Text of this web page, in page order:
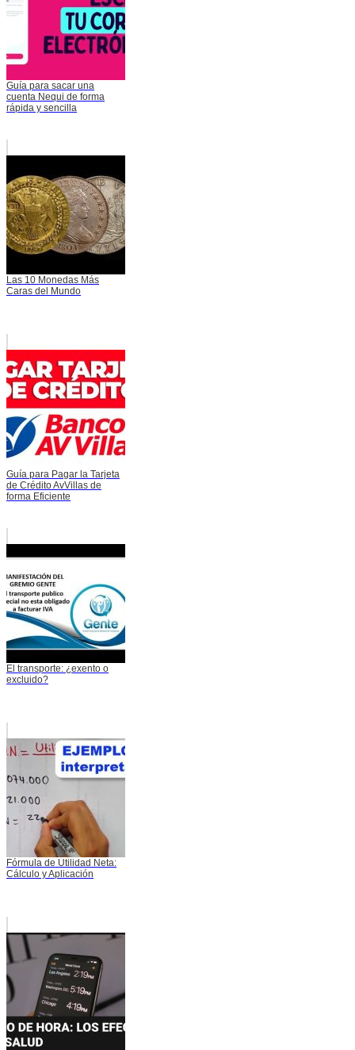
Guía para sacar una
cuenta Nequi de forma
rápida y sencilla
Las 10 Monedas Más
Caras del Mundo
Guía para Pagar la Tarjeta
de Crédito AvVillas de
forma Eficiente
El transporte: ¿exento o
excluido?
Fórmula de Utilidad Neta:
Cálculo y Aplicación